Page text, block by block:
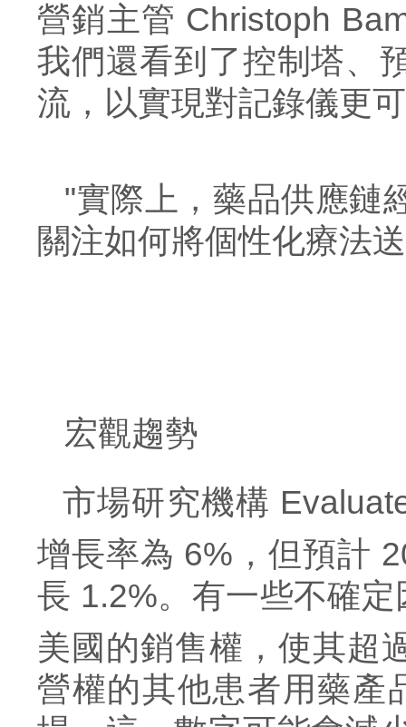
營銷主管 Christoph
我們還看到了控制塔、
流，以實現對記錄儀更
"實際上，藥品供應鏈
關注如何將個性化療法
宏觀趨勢
市場研究機構
增長率為 6%，但預計
長 1.2%。有一些不確
美國的銷售權，使其超
營權的其他患者用藥產